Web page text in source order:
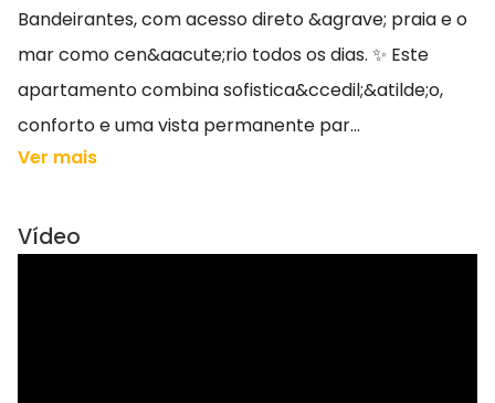
Bandeirantes, com acesso direto &agrave; praia e o
mar como cen&aacute;rio todos os dias. ✨ Este
apartamento combina sofistica&ccedil;&atilde;o,
conforto e uma vista permanente par...
Ver mais
Vídeo